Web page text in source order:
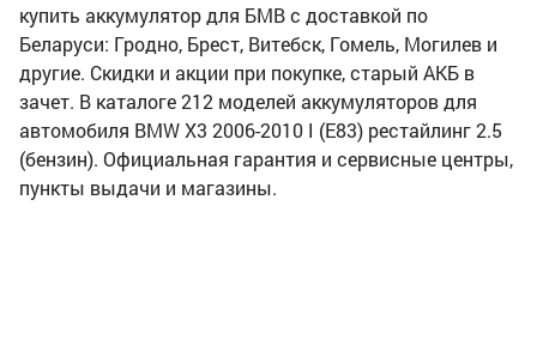
купить аккумулятор для БМВ с доставкой по
Беларуси: Гродно, Брест, Витебск, Гомель, Могилев и
другие. Скидки и акции при покупке, старый АКБ в
зачет. В каталоге 212 моделей аккумуляторов для
автомобиля BMW X3 2006-2010 I (E83) рестайлинг 2.5
(бензин). Официальная гарантия и сервисные центры,
пункты выдачи и магазины.